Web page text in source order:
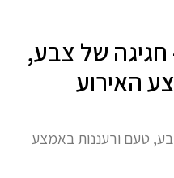
חגיגה של צבע,
האירוע
טעם ורעננות באמצע